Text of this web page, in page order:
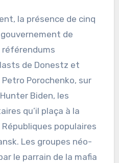
la présence de cinq
de
de Donestz et
Porochenko, sur
Biden, les
qu’il plaça à la
populaires
Les groupes néo-
le parrain de la mafia